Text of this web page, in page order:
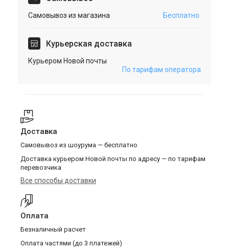
Самовывоз из магазина Бесплатно
Курьерская доставка
Курьером Новой почты
По тарифам оператора
Доставка
Самовывоз из шоурума — бесплатно
Доставка курьером Новой почты по адресу — по тарифам
перевозчика
Все способы доставки
Оплата
Безналичный расчет
Оплата частями (до 3 платежей)